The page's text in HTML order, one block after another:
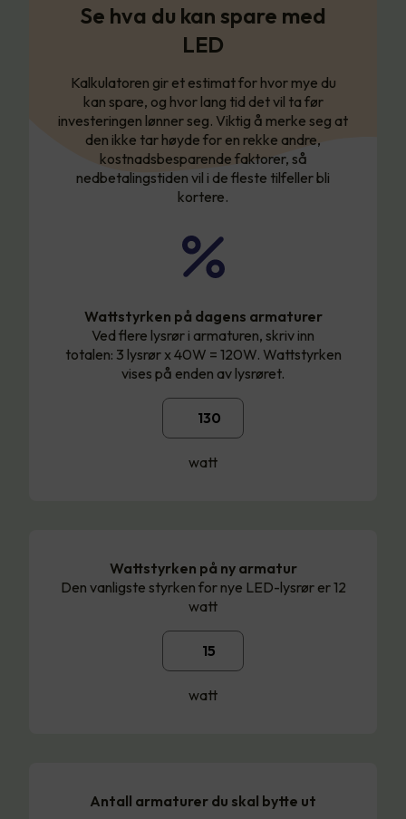
Se hva du kan spare med
LED
Kalkulatoren gir et estimat for hvor mye du
kan spare, og hvor lang tid det vil ta før
investeringen lønner seg. Viktig å merke seg at
den ikke tar høyde for en rekke andre,
kostnadsbesparende faktorer, så
nedbetalingstiden vil i de fleste tilfeller bli
kortere.
Wattstyrken på dagens armaturer
Ved flere lysrør i armaturen, skriv inn
totalen: 3 lysrør x 40W = 120W. Wattstyrken
vises på enden av lysrøret.
watt
Wattstyrken på ny armatur
Den vanligste styrken for nye LED-lysrør er 12
watt
watt
Antall armaturer du skal bytte ut